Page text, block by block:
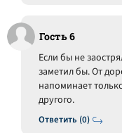
Гость 6
Ответить (0)
Если бы не
заметил бы. От
напоминает
другого.